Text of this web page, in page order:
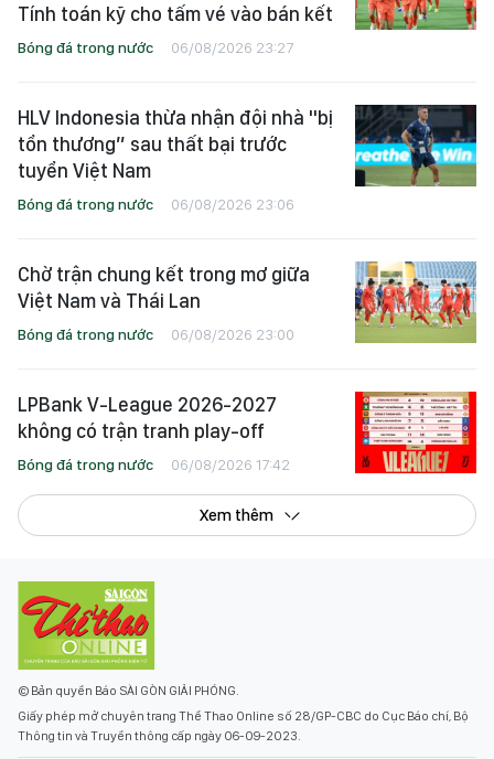
Tính toán kỹ cho tấm vé vào bán kết
Bóng đá trong nước 06/08/2026 23:27
HLV Indonesia thừa nhận đội nhà "bị
tổn thương” sau thất bại trước
tuyển Việt Nam
Bóng đá trong nước 06/08/2026 23:06
Chờ trận chung kết trong mơ giữa
Việt Nam và Thái Lan
Bóng đá trong nước 06/08/2026 23:00
LPBank V-League 2026-2027
không có trận tranh play-off
Bóng đá trong nước 06/08/2026 17:42
Xem thêm
© Bản quyền Báo SÀI GÒN GIẢI PHÓNG.
Giấy phép mở chuyên trang Thể Thao Online số 28/GP-CBC do Cục Báo chí, Bộ
Thông tin và Truyền thông cấp ngày 06-09-2023.